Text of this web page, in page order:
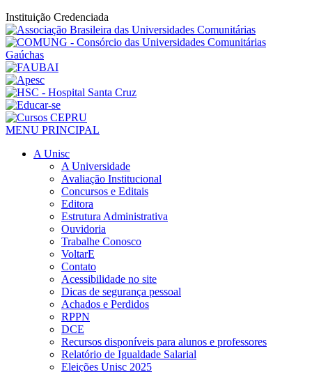
Instituição Credenciada
MENU PRINCIPAL
A Unisc
A Universidade
Avaliação Institucional
Concursos e Editais
Editora
Estrutura Administrativa
Ouvidoria
Trabalhe Conosco
VoltarE
Contato
Acessibilidade no site
Dicas de segurança pessoal
Achados e Perdidos
RPPN
DCE
Recursos disponíveis para alunos e professores
Relatório de Igualdade Salarial
Eleições Unisc 2025